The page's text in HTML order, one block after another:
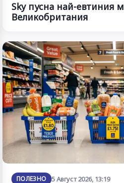
Sky пусна най-евтиния
Великобритания
ПОЛЕЗНО 5 Август 2026, 13:19